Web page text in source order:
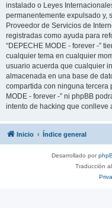
instalado o Leyes
permanentemente expulsado y,
Proveedor de Servicios de
registradas como ayuda para
“DEPECHE MODE - forever -”
cualquier tema en cualquier
usuario acuerda que cualquier
almacenada en una base de
compartida con ninguna tercera
MODE - forever -” ni phpBB
intento de hacking que conlleve
Inicio Índice general
Desarrollado por
Traducción